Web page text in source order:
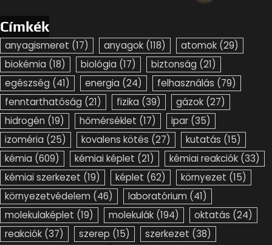
Címkék
anyagismeret (17) anyagok (118) atomok (29)
biokémia (18) biológia (17) biztonság (21)
egészség (41) energia (24) felhasználás (79)
fenntarthatóság (21) fizika (39) gázok (27)
hidrogén (19) hőmérséklet (17) ipar (35)
izoméria (25) kovalens kötés (27) kutatás (15)
kémia (609) kémiai képlet (21) kémiai reakciók (33)
kémiai szerkezet (19) képlet (62) környezet (15)
környezetvédelem (46) laboratórium (41)
molekulaképlet (19) molekulák (194) oktatás (24)
reakciók (37) szerep (15) szerkezet (38)